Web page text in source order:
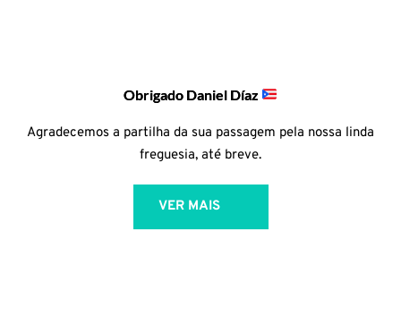
Obrigado Daniel Díaz
Agradecemos a partilha da sua passagem pela nossa linda
freguesia, até breve.
VER MAIS